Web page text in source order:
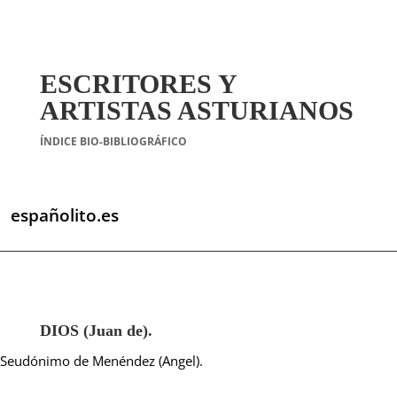
ESCRITORES Y
ARTISTAS ASTURIANOS
ÍNDICE BIO-BIBLIOGRÁFICO
españolito.es
DIOS (Juan de).
Seudónimo de Menéndez (Angel).